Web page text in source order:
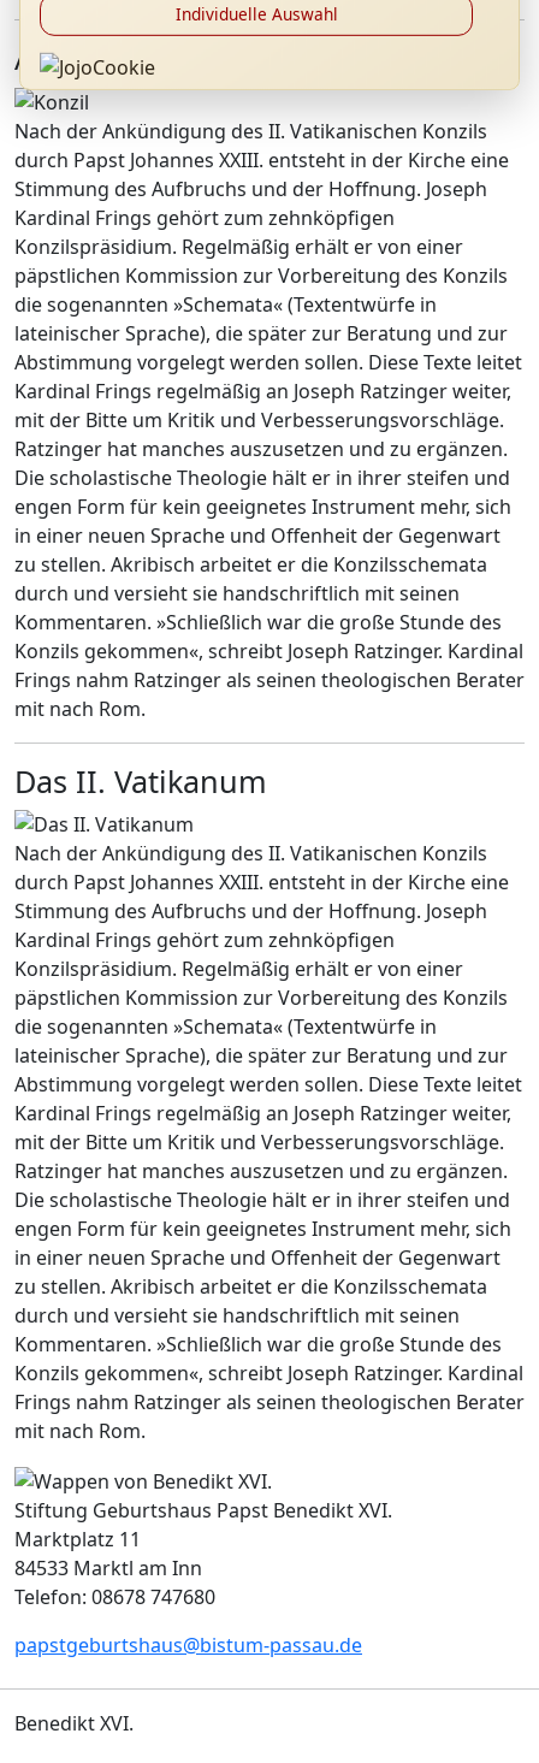
Auf dem Weg zum Konzil
Nach der Ankündigung des II. Vatikanischen Konzils
durch Papst Johannes XXIII. entsteht in der Kirche eine
Stimmung des Aufbruchs und der Hoffnung. Joseph
Kardinal Frings gehört zum zehnköpfigen
Konzilspräsidium. Regelmäßig erhält er von einer
päpstlichen Kommission zur Vorbereitung des Konzils
die sogenannten »Schemata« (Textentwürfe in
lateinischer Sprache), die später zur Beratung und zur
Abstimmung vorgelegt werden sollen. Diese Texte leitet
Kardinal Frings regelmäßig an Joseph Ratzinger weiter,
mit der Bitte um Kritik und Verbesserungsvorschläge.
Ratzinger hat manches auszusetzen und zu ergänzen.
Die scholastische Theologie hält er in ihrer steifen und
engen Form für kein geeignetes Instrument mehr, sich
in einer neuen Sprache und Offenheit der Gegenwart
zu stellen. Akribisch arbeitet er die Konzilsschemata
durch und versieht sie handschriftlich mit seinen
Kommentaren. »Schließlich war die große Stunde des
Konzils gekommen«, schreibt Joseph Ratzinger. Kardinal
Frings nahm Ratzinger als seinen theologischen Berater
mit nach Rom.
Das II. Vatikanum
Nach der Ankündigung des II. Vatikanischen Konzils
durch Papst Johannes XXIII. entsteht in der Kirche eine
Stimmung des Aufbruchs und der Hoffnung. Joseph
Kardinal Frings gehört zum zehnköpfigen
Konzilspräsidium. Regelmäßig erhält er von einer
päpstlichen Kommission zur Vorbereitung des Konzils
die sogenannten »Schemata« (Textentwürfe in
lateinischer Sprache), die später zur Beratung und zur
Abstimmung vorgelegt werden sollen. Diese Texte leitet
Kardinal Frings regelmäßig an Joseph Ratzinger weiter,
mit der Bitte um Kritik und Verbesserungsvorschläge.
Ratzinger hat manches auszusetzen und zu ergänzen.
Die scholastische Theologie hält er in ihrer steifen und
engen Form für kein geeignetes Instrument mehr, sich
in einer neuen Sprache und Offenheit der Gegenwart
zu stellen. Akribisch arbeitet er die Konzilsschemata
durch und versieht sie handschriftlich mit seinen
Kommentaren. »Schließlich war die große Stunde des
Konzils gekommen«, schreibt Joseph Ratzinger. Kardinal
Frings nahm Ratzinger als seinen theologischen Berater
mit nach Rom.
Stiftung Geburtshaus Papst Benedikt XVI.
Marktplatz 11
84533 Marktl am Inn
Telefon: 08678 747680
papstgeburtshaus@bistum-passau.de
Benedikt XVI.
Individuelle Auswahl